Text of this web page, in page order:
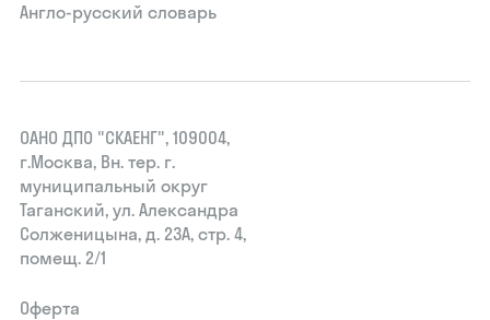
Англо-русский словарь
ОАНО ДПО "СКАЕНГ", 109004,
г.Москва, Вн. тер. г.
муниципальный округ
Таганский, ул. Александра
Солженицына, д. 23А, стр. 4,
помещ. 2/1
Оферта